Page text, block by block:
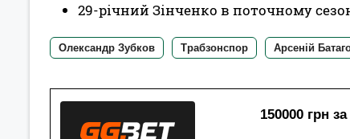
29-річний Зінченко в поточному
Олександр Зубков Трабзонспор Арсеній
150000 грн